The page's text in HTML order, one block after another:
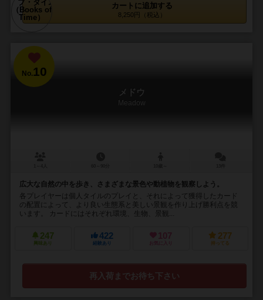
カートに追加する
8,250円（税込）
No. 10
メドウ
Meadow
広大な自然の中を歩き、さまざまな景色や動植物を観察しよう。
各プレイヤーは個人タイルのプレイと、それによって獲得したカード
の配置によって、より良い生態系と美しい景観を作り上げ勝利点を競
います。 カードにはそれぞれ環境、生物、景観...
247
興味あり
422
経験あり
107
お気に入り
277
持ってる
再入荷までお待ち下さい